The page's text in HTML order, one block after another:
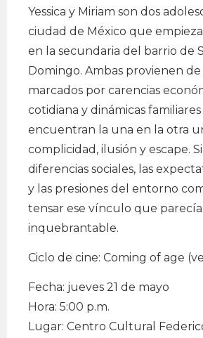
Yessica y Miriam son dos
ciudad de México que
en la secundaria del barrio de
Domingo. Ambas provienen
marcados por carencias
cotidiana y dinámicas
encuentran la una en la otra
complicidad, ilusión y escape.
diferencias sociales, las
y las presiones del entorno
tensar ese vínculo que parecía
inquebrantable.
Ciclo de cine: Coming of age
Fecha: jueves 21 de mayo
Hora: 5:00 p.m.
Lugar: Centro Cultural